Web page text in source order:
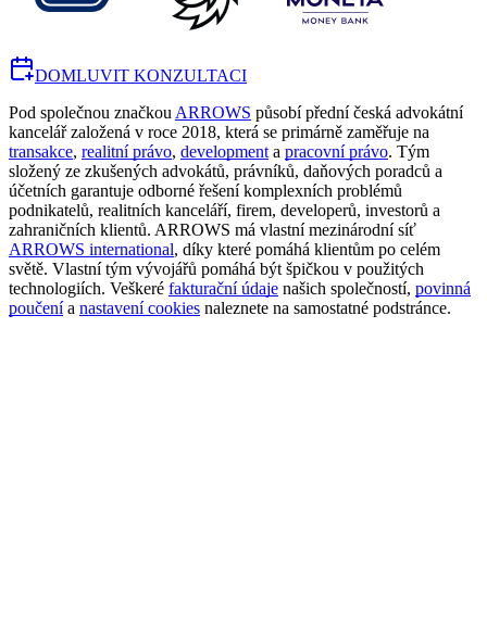
DOMLUVIT KONZULTACI
Pod společnou značkou ARROWS působí přední česká advokátní
kancelář založená v roce 2018, která se primárně zaměřuje na
transakce, realitní právo, development a pracovní právo. Tým
složený ze zkušených advokátů, právníků, daňových poradců a
účetních garantuje odborné řešení komplexních problémů
podnikatelů, realitních kanceláří, firem, developerů, investorů a
zahraničních klientů. ARROWS má vlastní mezinárodní síť
ARROWS international, díky které pomáhá klientům po celém
světě. Vlastní tým vývojářů pomáhá být špičkou v použitých
technologiích. Veškeré fakturační údaje našich společností, povinná
poučenía nastavení cookies naleznete na samostatné podstránce.